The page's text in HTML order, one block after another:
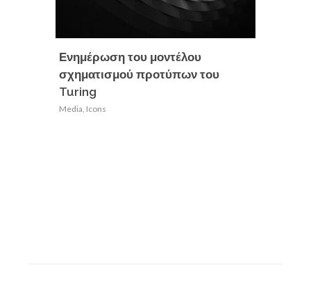
Ενημέρωση του μοντέλου
σχηματισμού προτύπων του
Turing
Media, Icons